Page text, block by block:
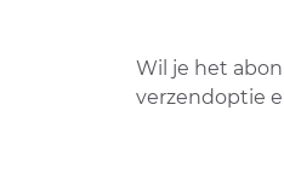
Wil je het
verzendoptie